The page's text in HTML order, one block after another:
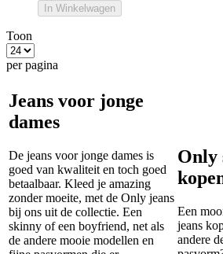
In Winkelwagen
Toon
per pagina
Jeans voor jonge
dames
De jeans voor jonge dames is
goed van kwaliteit en toch goed
betaalbaar. Kleed je amazing
zonder moeite, met de Only jeans
bij ons uit de collectie. Een
skinny of een boyfriend, net als
de andere mooie modellen en
Only
Een
jeans
andere